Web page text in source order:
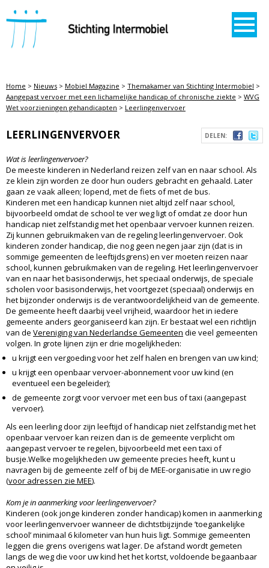
STICHTING INTERMOBIEL
Home > Nieuws > Mobiel Magazine > Themakamer van Stichting Intermobiel >
Aangepast vervoer met een lichamelijke handicap of chronische ziekte > WVG
Wet voorzieningen gehandicapten > Leerlingenvervoer
DELEN:
LEERLINGENVERVOER
Wat is leerlingenvervoer?
De meeste kinderen in Nederland reizen zelf van en naar school. Als
ze klein zijn worden ze door hun ouders gebracht en gehaald. Later
gaan ze vaak alleen; lopend, met de fiets of met de bus.
Kinderen met een handicap kunnen niet altijd zelf naar school,
bijvoorbeeld omdat de school te ver weg ligt of omdat ze door hun
handicap niet zelfstandig met het openbaar vervoer kunnen reizen.
Zij kunnen gebruikmaken van de regeling leerlingenvervoer. Ook
kinderen zonder handicap, die nog geen negen jaar zijn (dat is in
sommige gemeenten de leeftijdsgrens) en ver moeten reizen naar
school, kunnen gebruikmaken van de regeling. Het leerlingenvervoer
van en naar het basisonderwijs, het speciaal onderwijs, de speciale
scholen voor basisonderwijs, het voortgezet (speciaal) onderwijs en
het bijzonder onderwijs is de verantwoordelijkheid van de gemeente.
De gemeente heeft daarbij veel vrijheid, waardoor het in iedere
gemeente anders georganiseerd kan zijn. Er bestaat wel een richtlijn
van de Vereniging van Nederlandse Gemeenten die veel gemeenten
volgen. In grote lijnen zijn er drie mogelijkheden:
u krijgt een vergoeding voor het zelf halen en brengen van uw kind;
u krijgt een openbaar vervoer-abonnement voor uw kind (en
eventueel een begeleider);
de gemeente zorgt voor vervoer met een bus of taxi (aangepast
vervoer).
Als een leerling door zijn leeftijd of handicap niet zelfstandig met het
openbaar vervoer kan reizen dan is de gemeente verplicht om
aangepast vervoer te regelen, bijvoorbeeld met een taxi of
busje.Welke mogelijkheden uw gemeente precies heeft, kunt u
navragen bij de gemeente zelf of bij de MEE-organisatie in uw regio
(voor adressen zie MEE).
Kom je in aanmerking voor leerlingenvervoer?
Kinderen (ook jonge kinderen zonder handicap) komen in aanmerking
voor leerlingenvervoer wanneer de dichtstbijzijnde ’toegankelijke
school’ minimaal 6 kilometer van hun huis ligt. Sommige gemeenten
leggen die grens overigens wat lager. De afstand wordt gemeten
langs de weg die voor uw kind het het kortst, voldoende begaanbaar